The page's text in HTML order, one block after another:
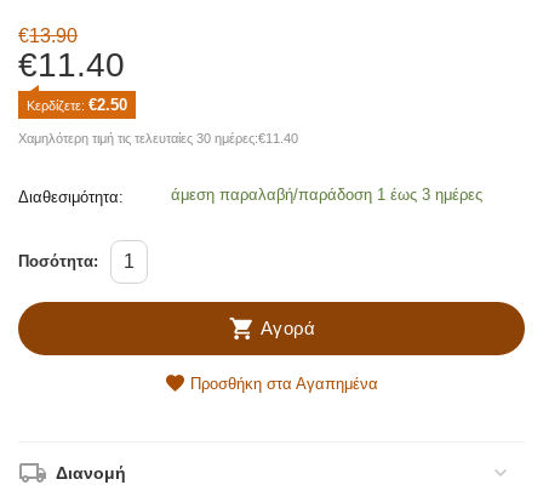
€13.90
€11.40
Κερδίζετε: €2.50
Χαμηλότερη τιμή τις τελευταίες 30 ημέρες:€11.40
Διαθεσιμότητα: άμεση παραλαβή/παράδοση 1 έως 3 ημέρες
Ποσότητα:
Αγορά
Προσθήκη στα Αγαπημένα
Διανομή